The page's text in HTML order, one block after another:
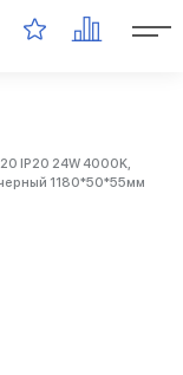
IP20 24W 4000K,
1180*50*55мм